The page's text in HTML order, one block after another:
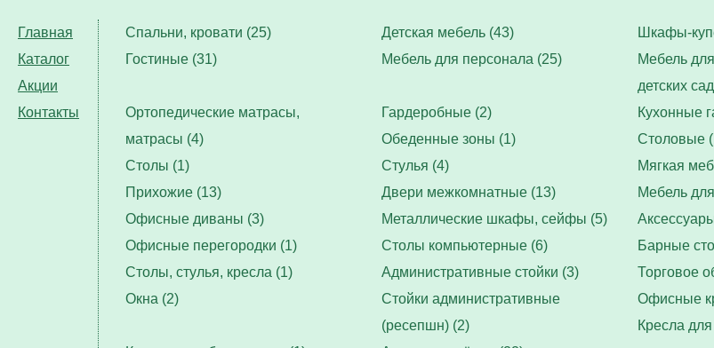
Главная
Каталог
Акции
Контакты
Спальни, кровати (25) Детская мебель (43)
Шкафы-
Гостиные (31)
Мебель для персонала (25)
Мебель
детских
Ортопедические матрасы,
матрасы (4)
Гардеробные (2)
Кухонные
Обеденные зоны (1)
Столовые
Столы (1)
Стулья (4)
Мягкая
Прихожие (13)
Двери межкомнатные (13)
Мебель
Офисные диваны (3)
Металлические шкафы, сейфы (5)
Офисные перегородки (1)
Столы компьютерные (6)
Барные
Столы, стулья, кресла (1)
Административные стойки (3)
Торговое
Окна (2)
Стойки административные
(ресепшн) (2)
Офисные
Кресла